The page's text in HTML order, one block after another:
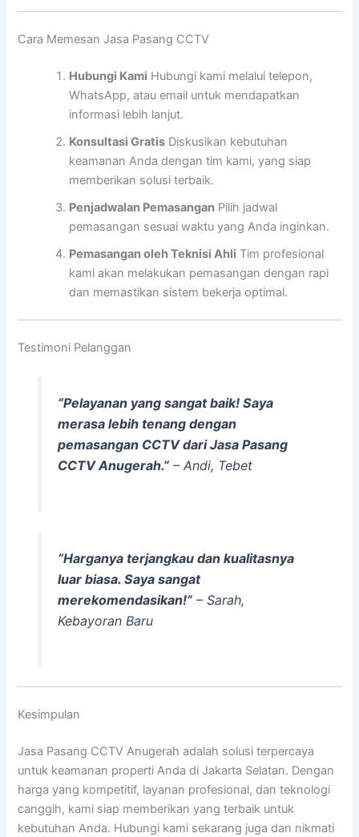
Cara Memesan Jasa Pasang CCTV
Hubungi Kami Hubungi kami melalui telepon,
WhatsApp, atau email untuk mendapatkan
informasi lebih lanjut.
Konsultasi Gratis Diskusikan kebutuhan
keamanan Anda dengan tim kami, yang siap
memberikan solusi terbaik.
Penjadwalan Pemasangan Pilih jadwal
pemasangan sesuai waktu yang Anda inginkan.
Pemasangan oleh Teknisi Ahli Tim profesional
kami akan melakukan pemasangan dengan rapi
dan memastikan sistem bekerja optimal.
Testimoni Pelanggan
“Pelayanan yang sangat baik! Saya
merasa lebih tenang dengan
pemasangan CCTV dari Jasa Pasang
CCTV Anugerah.”– Andi, Tebet
“Harganya terjangkau dan kualitasnya
luar biasa. Saya sangat
merekomendasikan!”– Sarah,
Kebayoran Baru
Kesimpulan
Jasa Pasang CCTV Anugerah adalah solusi terpercaya
untuk keamanan properti Anda di Jakarta Selatan. Dengan
harga yang kompetitif, layanan profesional, dan teknologi
canggih, kami siap memberikan yang terbaik untuk
kebutuhan Anda. Hubungi kami sekarang juga dan nikmati